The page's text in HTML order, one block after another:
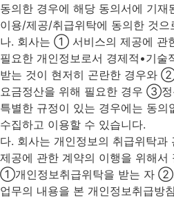
동의한 경우에 해당 동의서에 기
이용/제공/취급위탁에 동의한 것으
나. 회사는 ① 서비스의 제공에 관
필요한 개인정보로서 경제적•기술
받는 것이 현저히 곤란한 경우와
요금정산을 위해 필요한 경우 ③정
특별한 규정이 있는 경우에는 동의
수집하고 이용할 수 있습니다.
다. 회사는 개인정보의 취급위탁과
제공에 관한 계약의 이행을 위해서
①개인정보취급위탁을 받는 자 ②
업무의 내용을 본 개인정보취급방